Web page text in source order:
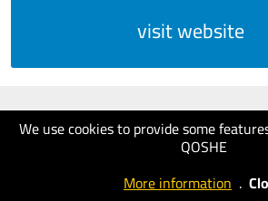
We use cookies to provide some
QOSHE
More information .
visit website